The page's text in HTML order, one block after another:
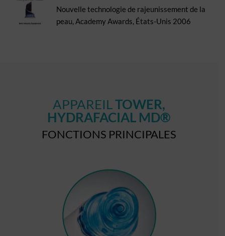
Nouvelle technologie de rajeunissement de la
peau, Academy Awards, États-Unis 2006
APPAREILTOWER,
HYDRAFACIAL MD®
FONCTIONS PRINCIPALES